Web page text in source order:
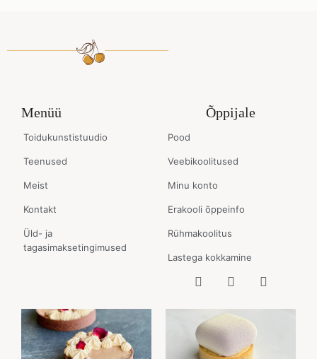
Menüü
Toidukunstistuudio
Teenused
Meist
Kontakt
Üld- ja
tagasimaksetingimused
Õppijale
Pood
Veebikoolitused
Minu konto
Erakooli õppeinfo
Rühmakoolitus
Lastega kokkamine